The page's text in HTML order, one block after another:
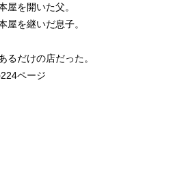
屋を開いた父。
屋を継いだ息子。
るだけの店だった。
ページ